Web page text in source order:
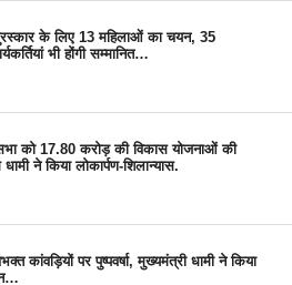
के लिए 13 महिलाओं का चयन, 35
भी होंगी सम्मानित…
को 17.80 करोड़ की विकास योजनाओं की
ने किया लोकार्पण-शिलान्यास.
कांवड़ियों पर पुष्पवर्षा, मुख्यमंत्री धामी ने किया